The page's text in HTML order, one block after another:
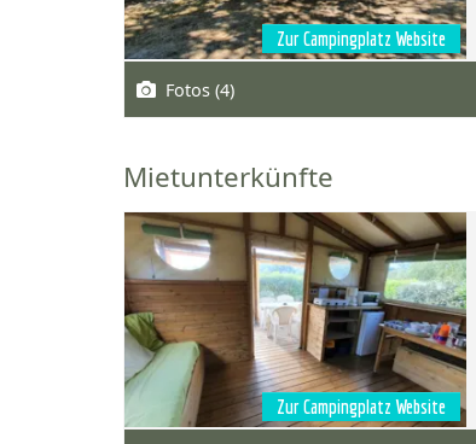
Zur Campingplatz Website
Fotos (4)
Mietunterkünfte
Zur Campingplatz Website